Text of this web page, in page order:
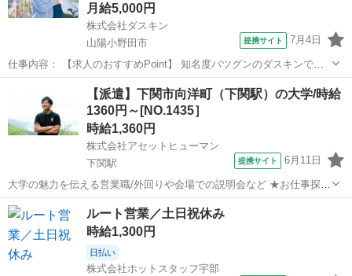
月給5,000円
株式会社ダスキン
山陽小野田市
提携サイト 7月4日
仕事内容： 【求人のおすすめPoint】 知名度バツグンのダスキンでお
仕事 未経験OK！研修充実！定着率90％以上 無理な営業やノルマはあ
りません 頑張った分だけ稼げる完全出来高制 基本直行直帰でOK！私
生活とも両立可能 扶...
山陽小野田市 営業
【派遣】下関市向洋町（下関駅）の大学/時給
1360円～[NO.1435］
時給1,360円
株式会社アセットヒューマン
下関駅
提携サイト 6月11日
大学の魅力を伝える営業職/外回りや会場での説明会など ★お仕事探し
中の20代、30代の方必見！ ★下関の超オシャレな大学！学校の魅力を
伝える営業活動をお任せします！服装はスーツ、夏はオフィスカジュ
アルでの勤務です。 PCの基...
山口 下関駅 営業
ルート営業／土日祝休み
時給1,300円
日払い
株式会社ホットスタッフ宇部